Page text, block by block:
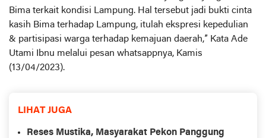
Bima terkait kondisi Lampung. Hal tersebut jadi bukti cinta
kasih Bima terhadap Lampung, itulah ekspresi kepedulian
& partisipasi warga terhadap kemajuan daerah,” Kata Ade
Utami Ibnu melalui pesan whatsappnya, Kamis
(13/04/2023).
LIHAT JUGA
Reses Mustika, Masyarakat Pekon Panggung